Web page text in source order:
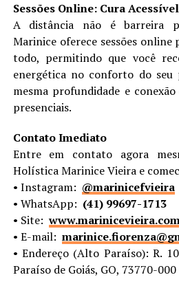
Sessões Online: Cura
A distância não é barreira
Marinice oferece sessões
todo, permitindo que você
energética no conforto do seu
mesma profundidade e
presenciais.
Contato Imediato
Entre em contato agora
Holística Marinice Vieira e
•⁠ ⁠Instagram: @marinicefvieira
•⁠ ⁠WhatsApp: (41) 99697-1713
•⁠ ⁠Site:
•⁠ ⁠E-mail:
•⁠ ⁠Endereço (Alto Paraíso): R.
Paraíso de Goiás, GO, 73770-000